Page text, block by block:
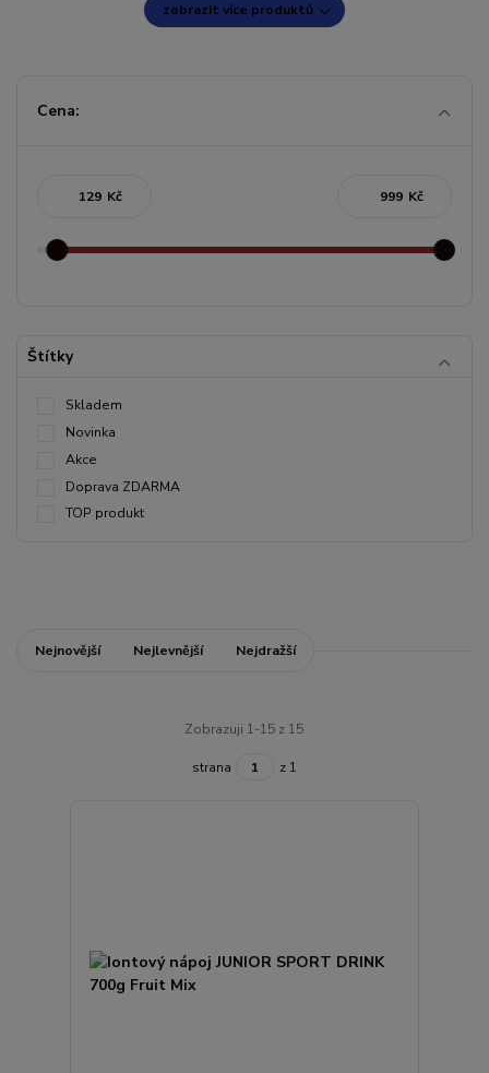
zobrazit více produktů
Cena:
Kč Kč
Štítky
Skladem
Novinka
Akce
Doprava ZDARMA
TOP produkt
Nejnovější Nejlevnější Nejdražší
Zobrazuji 1-15 z 15
strana z 1